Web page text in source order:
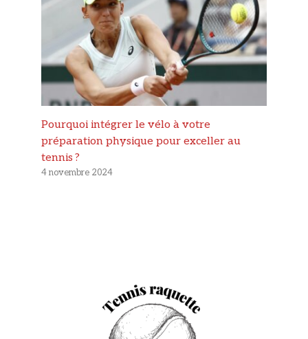
Pourquoi intégrer le vélo à votre
préparation physique pour exceller au
tennis ?
4 novembre 2024